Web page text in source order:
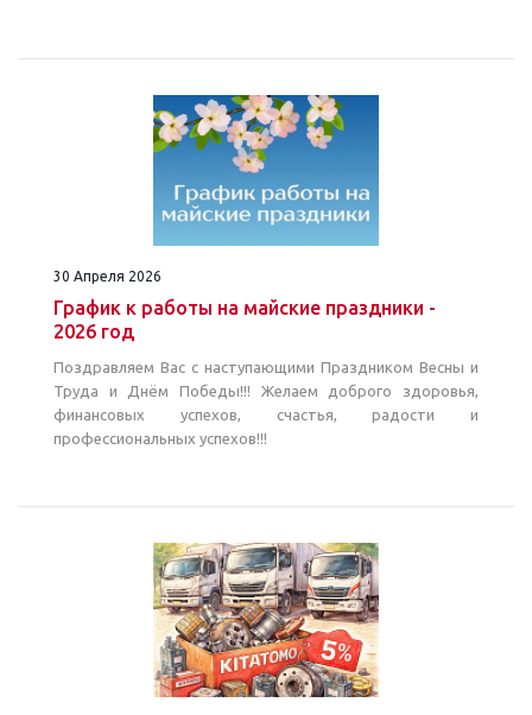
30 Апреля 2026
График к работы на майские праздники -
2026 год
Поздравляем Вас с наступающими Праздником Весны и
Труда и Днём Победы!!! Желаем доброго здоровья,
финансовых успехов, счастья, радости и
профессиональных успехов!!!